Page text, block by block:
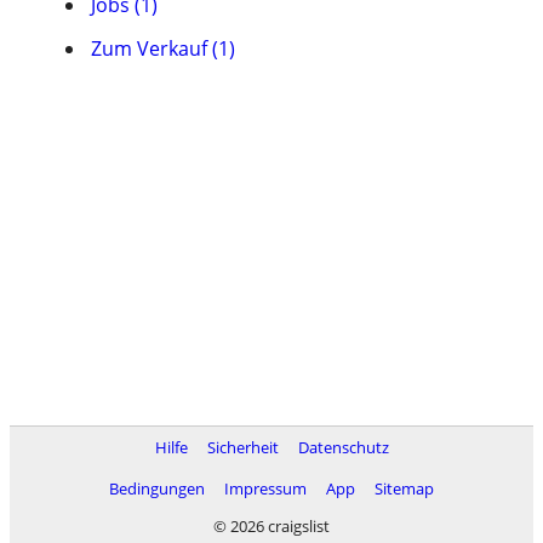
Zum Verkauf (1)
Hilfe Sicherheit
Datenschutz
Bedingungen
Impressum App
Sitemap
© 2026 craigslist